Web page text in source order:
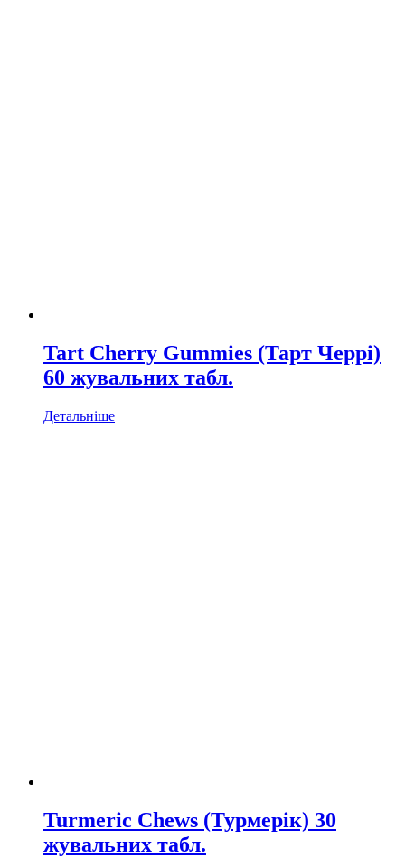
Tart Cherry Gummies (Тарт Черрі)
60 жувальних табл.
Детальніше
Turmeric Chews (Турмерік) 30
жувальних табл.